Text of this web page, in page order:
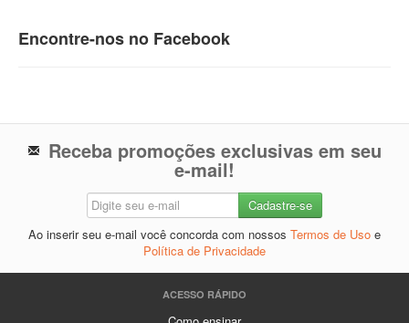
Encontre-nos no Facebook
Receba promoções exclusivas em seu
e-mail!
Ao inserir seu e-mail você concorda com nossos Termos de Uso e
Política de Privacidade
ACESSO RÁPIDO